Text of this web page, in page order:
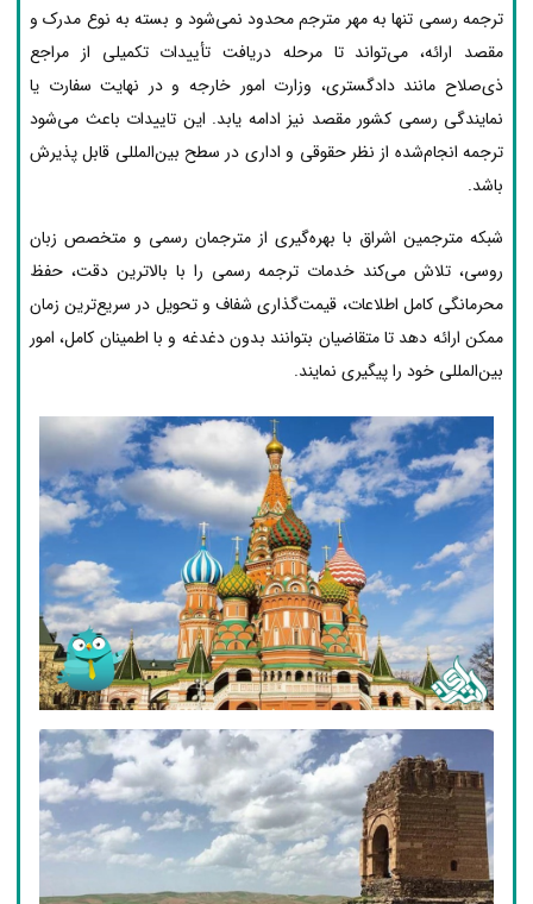
ترجمه رسمی تنها به مهر مترجم محدود نمی‌شود و بسته به نوع مدرک و
مقصد ارائه، می‌تواند تا مرحله دریافت تأییدات تکمیلی از مراجع
ذی‌صلاح مانند دادگستری، وزارت امور خارجه و در نهایت سفارت یا
نمایندگی رسمی کشور مقصد نیز ادامه یابد. این تاییدات باعث می‌شود
ترجمه انجام‌شده از نظر حقوقی و اداری در سطح بین‌المللی قابل پذیرش
باشد.
شبکه مترجمین اشراق با بهره‌گیری از مترجمان رسمی و متخصص زبان
روسی، تلاش می‌کند خدمات ترجمه رسمی را با بالاترین دقت، حفظ
محرمانگی کامل اطلاعات، قیمت‌گذاری شفاف و تحویل در سریع‌ترین زمان
ممکن ارائه دهد تا متقاضیان بتوانند بدون دغدغه و با اطمینان کامل، امور
بین‌المللی خود را پیگیری نمایند.